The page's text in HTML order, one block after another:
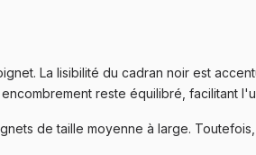
La lisibilité du cadran noir est
reste équilibré, facilitant
de taille moyenne à large.